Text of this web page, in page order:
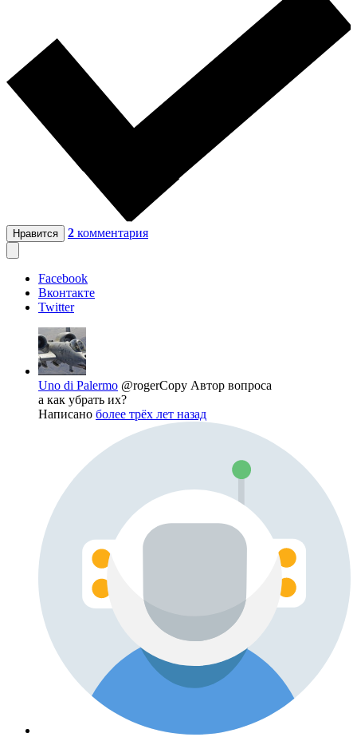
Нравится 2 комментария
Facebook
Вконтакте
Twitter
Uno di Palermo @rogerCopy Автор вопроса
а как убрать их?
Написано более трёх лет назад